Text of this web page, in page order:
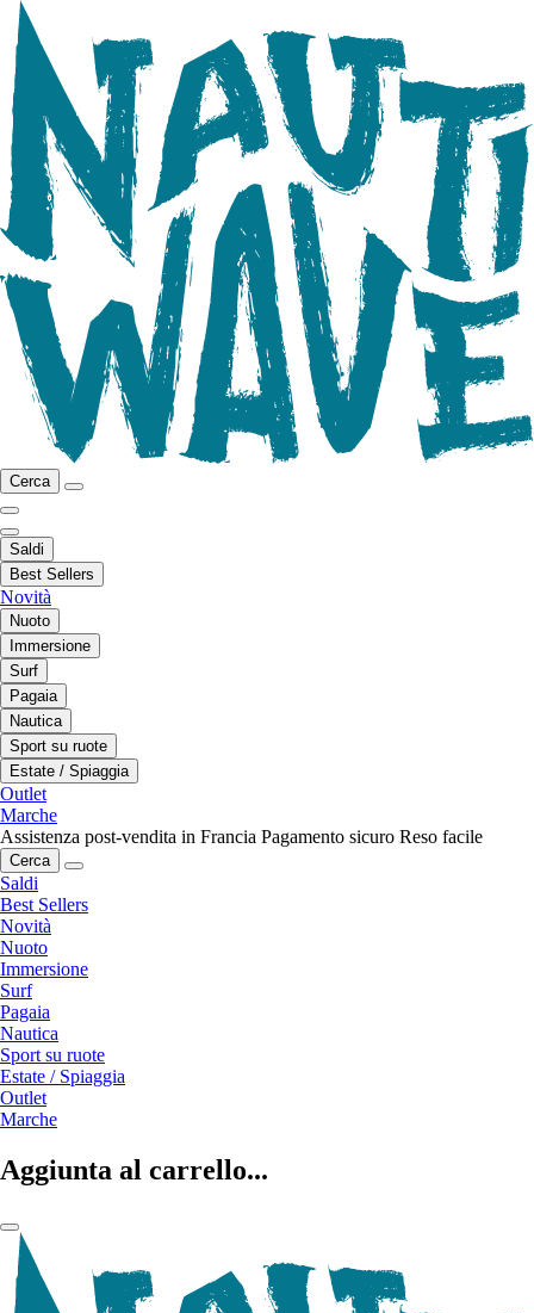
Cerca
Saldi
Best Sellers
Novità
Nuoto
Immersione
Surf
Pagaia
Nautica
Sport su ruote
Estate / Spiaggia
Outlet
Marche
Assistenza post-vendita in Francia Pagamento sicuro Reso facile
Cerca
Saldi
Best Sellers
Novità
Nuoto
Immersione
Surf
Pagaia
Nautica
Sport su ruote
Estate / Spiaggia
Outlet
Marche
Aggiunta al carrello...